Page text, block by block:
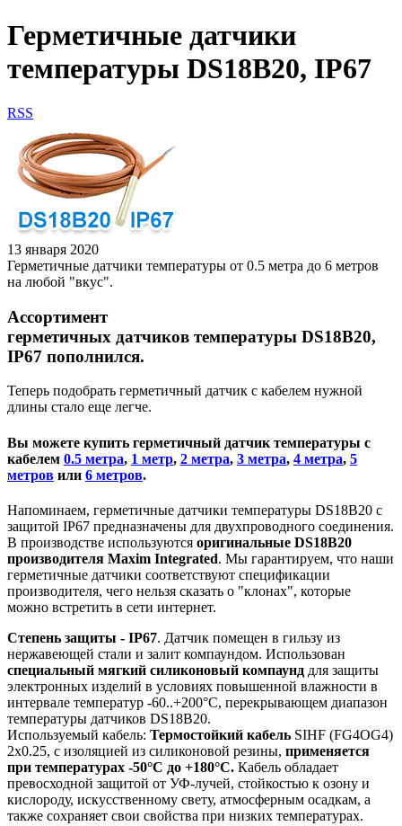
Герметичные датчики
температуры DS18B20, IP67
RSS
13 января 2020
Герметичные датчики температуры от 0.5 метра до 6 метров
на любой "вкус".
Ассортимент
герметичных датчиков температуры DS18B20,
IP67 пополнился.
Теперь подобрать герметичный датчик с кабелем нужной
длины стало еще легче.
Вы можете купить герметичный датчик температуры с
кабелем 0.5 метра, 1 метр, 2 метра, 3 метра, 4 метра, 5
метров или 6 метров.
Напоминаем, герметичные датчики температуры DS18B20 с
защитой IP67 предназначены для двухпроводного соединения.
В производстве используются оригинальные DS18B20
производителя Maxim Integrated. Мы гарантируем, что наши
герметичные датчики соответствуют спецификации
производителя, чего нельзя сказать о "клонах", которые
можно встретить в сети интернет.
Степень защиты - IP67. Датчик помещен в гильзу из
нержавеющей стали и залит компаундом. Использован
специальный мягкий силиконовый компаунд для защиты
электронных изделий в условиях повышенной влажности в
интервале температур -60..+200°C, перекрывающем диапазон
температуры датчиков DS18B20.
Используемый кабель: Термостойкий кабель SIHF (FG4OG4)
2x0.25, с изоляцией из силиконовой резины, применяется
при температурах -50°C до +180°C. Кабель обладает
превосходной защитой от УФ-лучей, стойкостью к озону и
кислороду, искусственному свету, атмосферным осадкам, а
также сохраняет свои свойства при низких температурах.